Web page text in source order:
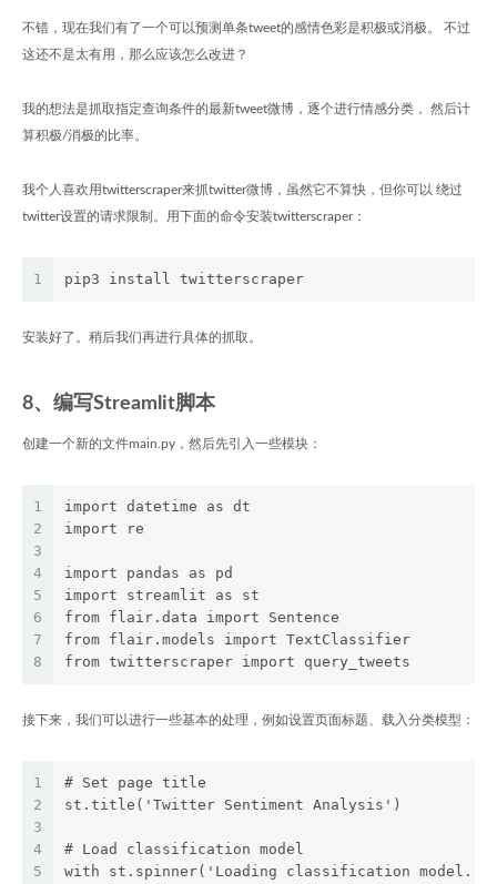
不错，现在我们有了一个可以预测单条tweet的感情色彩是积极或消极。 不过
这还不是太有用，那么应该怎么改进？
我的想法是抓取指定查询条件的最新tweet微博，逐个进行情感分类， 然后计
算积极/消极的比率。
我个人喜欢用twitterscraper来抓twitter微博，虽然它不算快，但你可以 绕过
twitter设置的请求限制。用下面的命令安装twitterscraper：
1 pip3 install twitterscraper
安装好了。稍后我们再进行具体的抓取。
8、编写Streamlit脚本
创建一个新的文件main.py，然后先引入一些模块：
1
2
3
4
5
6
7
8
import datetime as dt
import re
import pandas as pd
import streamlit as st
from flair.data import Sentence
from flair.models import TextClassifier
from twitterscraper import query_tweets
接下来，我们可以进行一些基本的处理，例如设置页面标题、载入分类模型：
1
2
3
4
5
# Set page title
st.title('Twitter Sentiment Analysis')
# Load classification model
with st.spinner('Loading classification